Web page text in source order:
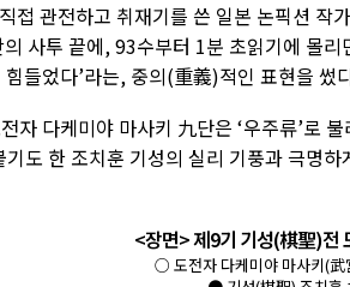
접 관전하고 취재기를 쓴 일본 논픽션
사투 끝에, 93수부터 1분 초읽기에 몰
들었다’라는, 중의(重義)적인 표현을 썼
자 다케미야 마사키 九단은 ‘우주류’로
기도 한 조치훈 기성의 실리 기풍과 극명
<장면> 제9기 기성(棋聖)전
○ 도전자 다케미야 마사키(